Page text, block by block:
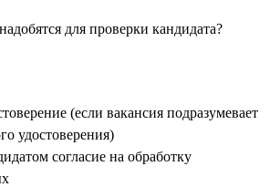
для проверки кандидата?
(если вакансия подразумевает
удостоверения)
согласие на обработку